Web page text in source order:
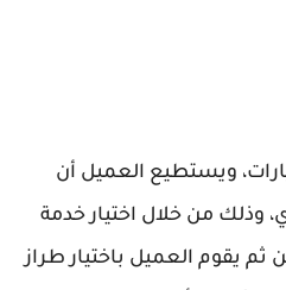
ويستطيع العميل أن
من خلال اختيار خدمة
ثم يقوم العميل باختيار طراز